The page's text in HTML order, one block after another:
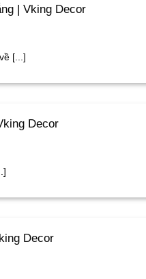
| Vking Decor
[...]
Decor
Decor